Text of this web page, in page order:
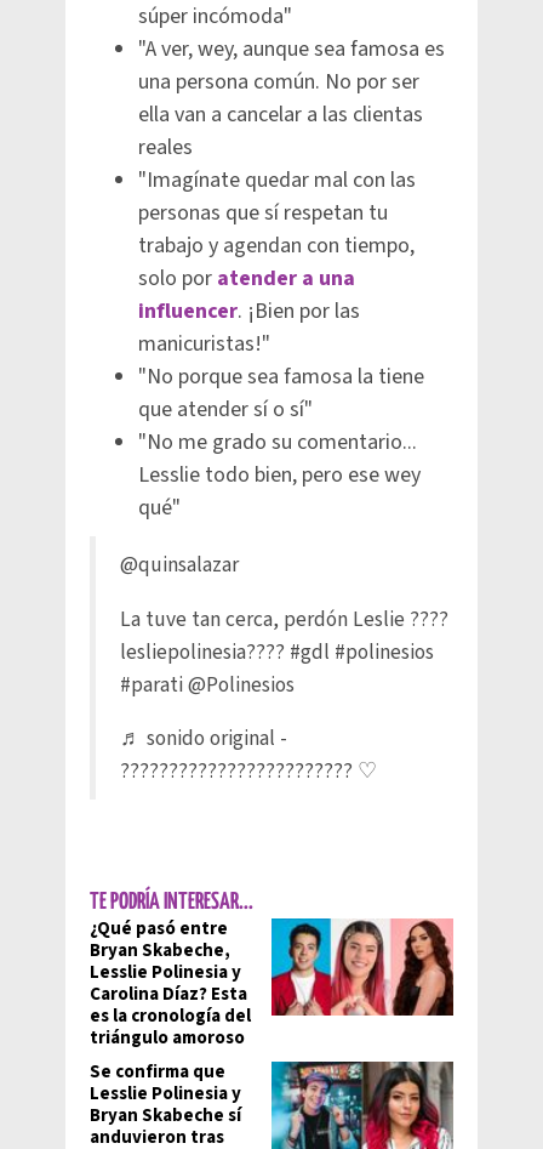
súper incómoda"
"A ver, wey, aunque sea famosa es
una persona común. No por ser
ella van a cancelar a las clientas
reales
"Imagínate quedar mal con las
personas que sí respetan tu
trabajo y agendan con tiempo,
solo por atender a una
influencer. ¡Bien por las
manicuristas!"
"No porque sea famosa la tiene
que atender sí o sí"
"No me grado su comentario...
Lesslie todo bien, pero ese wey
qué"
@quinsalazar
La tuve tan cerca, perdón Leslie ????
lesliepolinesia???? #gdl #polinesios
#parati@Polinesios
♬ sonido original -
???????????????????????? ♡
TE PODRÍA INTERESAR...
¿Qué pasó entre
Bryan Skabeche,
Lesslie Polinesia y
Carolina Díaz? Esta
es la cronología del
triángulo amoroso
Se confirma que
Lesslie Polinesia y
Bryan Skabeche sí
anduvieron tras